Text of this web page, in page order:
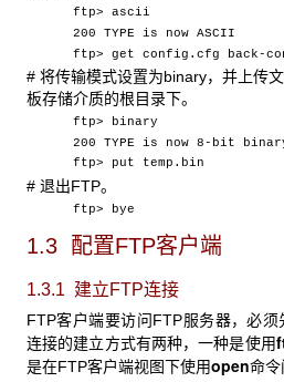
ftp> ascii
200 TYPE is now ASCII
ftp> get config.cfg back-
# 将传输模式设置为binary，并上传
板存储介质的根目录下。
ftp> binary
200 TYPE is now 8-bit
ftp> put temp.bin
# 退出FTP。
ftp> bye
1.3 配置FTP客户端
1.3.1 建立FTP连接
FTP客户端要访问FTP服务器，必须
连接的建立方式有两种，一种是使用
是在FTP客户端视图下使用open命令